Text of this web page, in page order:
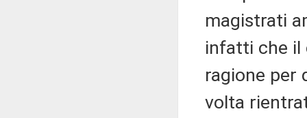
magistrati
infatti che il
ragione per
volta